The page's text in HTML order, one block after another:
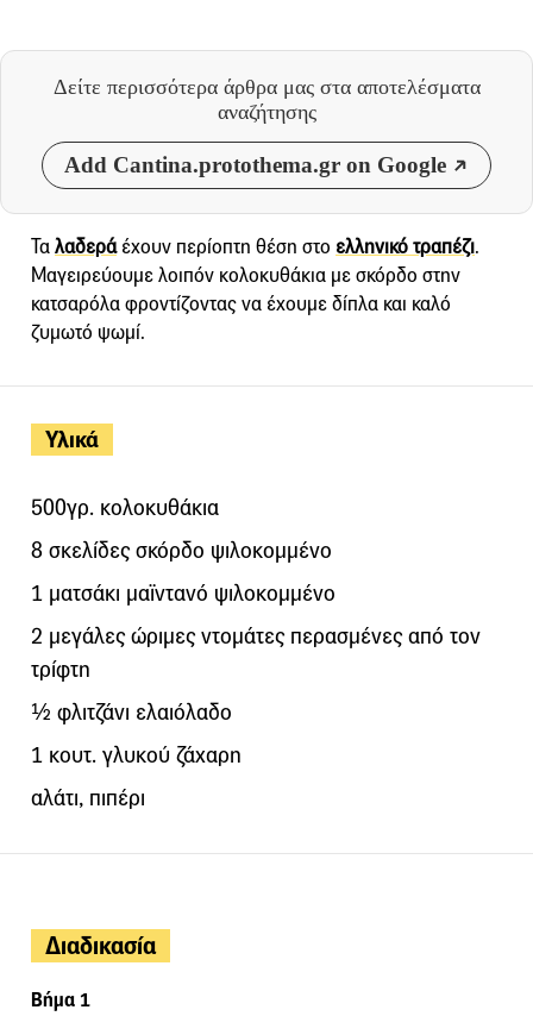
Δείτε περισσότερα άρθρα μας στα αποτελέσματα
αναζήτησης
Add Cantina.protothema.gr on Google
Υλικά
500γρ. κολοκυθάκια
8 σκελίδες σκόρδο ψιλοκομμένο
1 ματσάκι μαϊντανό ψιλοκομμένο
2 μεγάλες ώριμες ντομάτες περασμένες από τον
τρίφτη
½ φλιτζάνι ελαιόλαδο
1 κουτ. γλυκού ζάχαρη
αλάτι, πιπέρι
Ταλαδεράέχουν περίοπτη θέση στο ελληνικό τραπέζι.
Μαγειρεύουμε λοιπόν κολοκυθάκια με σκόρδο στην
κατσαρόλα φροντίζοντας να έχουμε δίπλα και καλό
ζυμωτό ψωμί.
Διαδικασία
Βήμα 1